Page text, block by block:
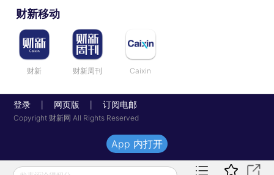
财新移动
财新 财新周刊 Caixin
登录 网页版 订阅电邮
Copyright 财新网 All Rights Reserved
App 内打开